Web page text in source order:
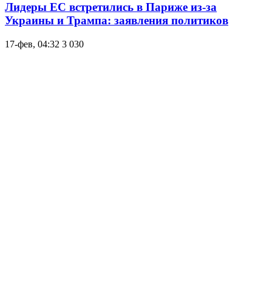
Лидеры ЕС встретились в Париже из-за
Украины и Трампа: заявления политиков
17-фев, 04:32 3 030